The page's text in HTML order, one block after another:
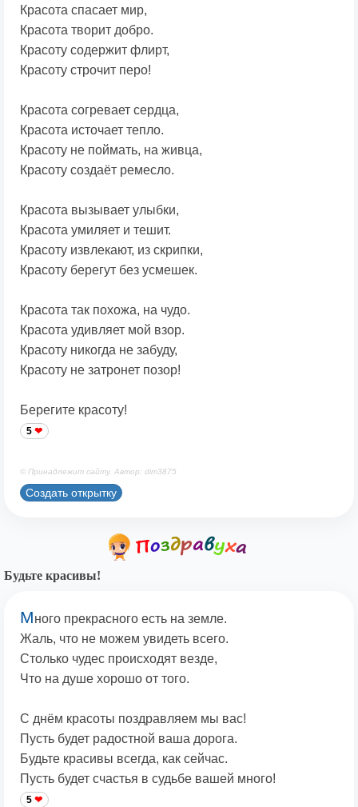
Красота спасает мир,
Красота творит добро.
Красоту содержит флирт,
Красоту строчит перо!
Красота согревает сердца,
Красота источает тепло.
Красоту не поймать, на живца,
Красоту создаёт ремесло.
Красота вызывает улыбки,
Красота умиляет и тешит.
Красоту извлекают, из скрипки,
Красоту берегут без усмешек.
Красота так похожа, на чудо.
Красота удивляет мой взор.
Красоту никогда не забуду,
Красоту не затронет позор!
Берегите красоту!
5
© Принадлежит сайту. Автор: dim3875
Создать открытку
Будьте красивы!
Много прекрасного есть на земле.
Жаль, что не можем увидеть всего.
Столько чудес происходят везде,
Что на душе хорошо от того.
С днём красоты поздравляем мы вас!
Пусть будет радостной ваша дорога.
Будьте красивы всегда, как сейчас.
Пусть будет счастья в судьбе вашей много!
5